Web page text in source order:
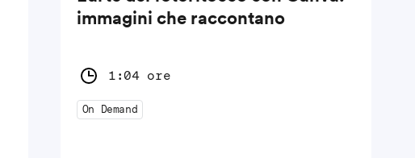
immagini che raccontano
1:04 ore
On Demand